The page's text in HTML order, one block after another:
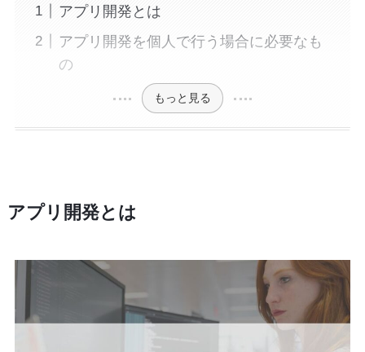
アプリ開発とは
アプリ開発を個人で行う場合に必要なも
の
もっと見る
アプリ開発とは